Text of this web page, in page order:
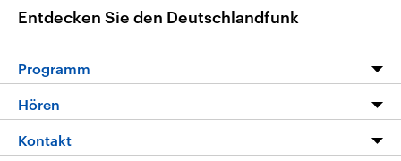
Entdecken Sie den Deutschlandfunk
Programm
Programm
Die Nachrichten
Hören
Livestream
Kontakt